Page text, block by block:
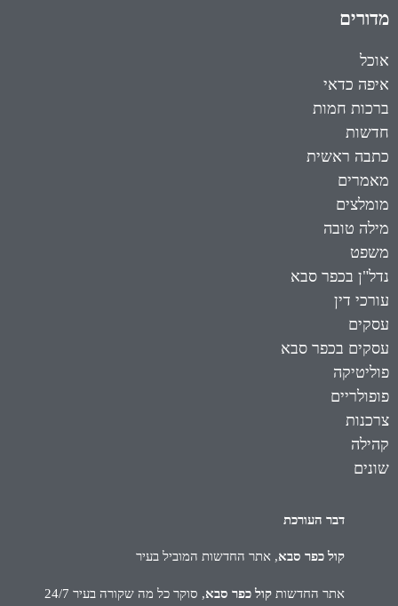
מדורים
אוכל
איפה כדאי
ברכות חמות
חדשות
כתבה ראשית
מאמרים
מומלצים
מילה טובה
משפט
נדל"ן בכפר סבא
עורכי דין
עסקים
עסקים בכפר סבא
פוליטיקה
פופולריים
צרכנות
קהילה
שונים
דבר העורכת
קול כפר סבא, אתר החדשות המוביל בעיר
אתר החדשות קול כפר סבא, סוקר כל מה שקורה בעיר 24/7